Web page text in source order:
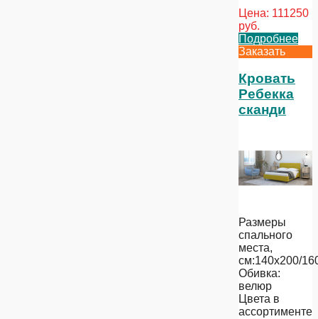
Цена: 111250
руб.
Подробнее
Заказать
Кровать
Ребекка
сканди
Размеры
спального
места,
см:140х200/
Обивка:
велюр
Цвета в
ассортименте